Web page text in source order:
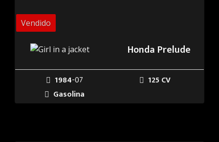
Vendido
Honda Prelude
1984-07
125 CV
Gasolina